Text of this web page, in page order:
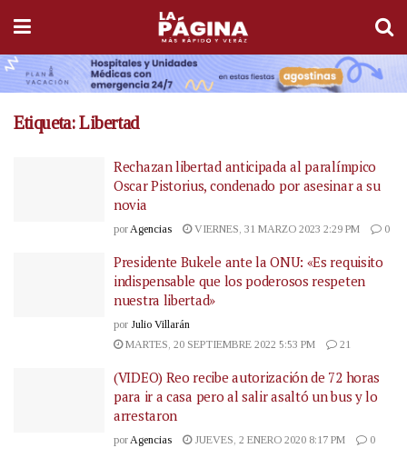
Etiqueta:Libertad
Rechazan libertad anticipada al paralímpico
Oscar Pistorius, condenado por asesinar a su
novia
por Agencias VIERNES, 31 MARZO 2023 2:29 PM 0
Presidente Bukele ante la ONU: «Es requisito
indispensable que los poderosos respeten
nuestra libertad»
por Julio Villarán
MARTES, 20 SEPTIEMBRE 2022 5:53 PM
21
(VIDEO) Reo recibe autorización de 72 horas
para ir a casa pero al salir asaltó un bus y lo
arrestaron
por Agencias JUEVES, 2 ENERO 2020 8:17 PM 0